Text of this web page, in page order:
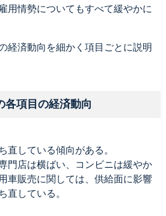
用情勢についてもすべて緩やかに
経済動向を細かく項目ごとに説明
各項目の経済動向
直している傾向がある。
門店は横ばい、コンビニは緩やか
車販売に関しては、供給面に影響
直している。